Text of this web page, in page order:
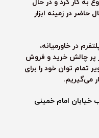
به کار کرد و در حال
حاضر در زمینه ابزار
در خاورمیانه،
پر چالش خرید و فروش
تمام توان خود را برای
می‌گیریم.
خیابان امام خمینی